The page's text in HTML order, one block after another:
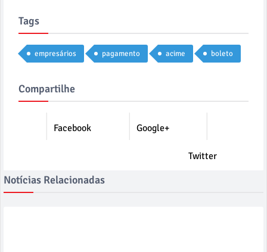
Tags
empresários pagamento acime boleto
Compartilhe
Facebook Google+
Twitter
Notícias Relacionadas